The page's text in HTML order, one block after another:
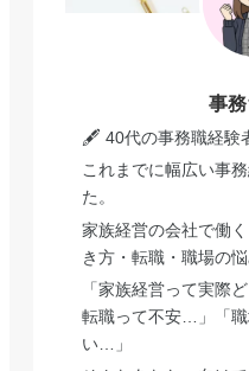
事
🖋️ 40代の事務職経験
これまでに幅広い事
た。
家族経営の会社で働
き方・転職・職場の
「家族経営って実際
転職って不安…」「
い…」